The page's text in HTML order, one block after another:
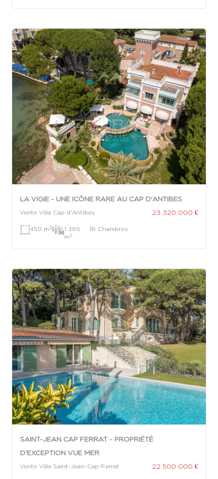
LA VIGIE - UNE ICÔNE RARE AU CAP D'ANTIBES
Vente Villa Cap d'Antibes 23 320 000 €
450 m 2|
1 385
m 2
|8 Chambres
SAINT-JEAN CAP FERRAT - PROPRIÉTÉ
D'EXCEPTION VUE MER
Vente Villa Saint-Jean-Cap-Ferrat 22 500 000 €